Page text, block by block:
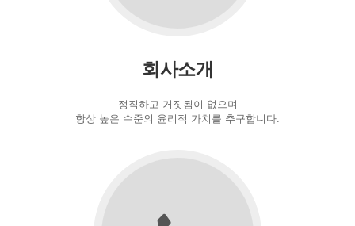
회사소개
정직하고 거짓됨이 없으며
항상 높은 수준의 윤리적 가치를 추구합니다.